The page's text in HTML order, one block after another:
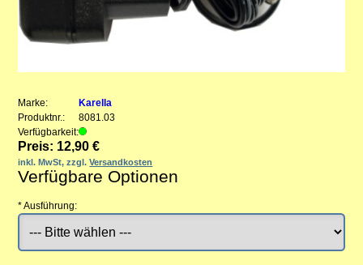
Marke:
Karella
Produktnr.:
8081.03
Verfügbarkeit:
Preis: 12,90 €
inkl. MwSt, zzgl.Versandkosten
Verfügbare Optionen
*Ausführung: